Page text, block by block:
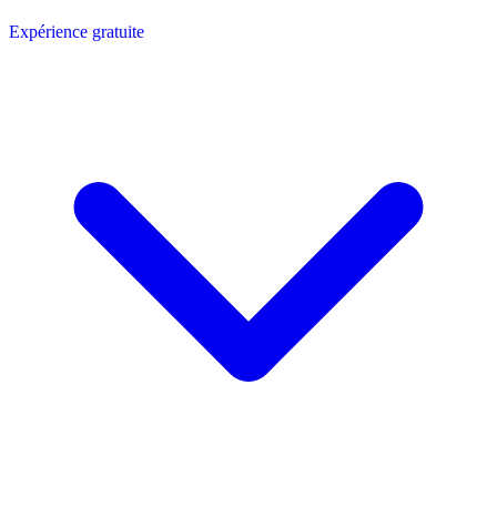
Expérience gratuite